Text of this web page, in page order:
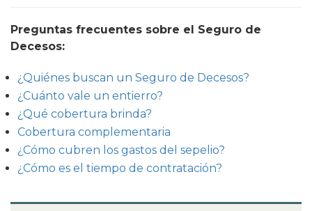
Preguntas frecuentes sobre el Seguro de
Decesos:
¿Quiénes buscan un Seguro de Decesos?
¿Cuánto vale un entierro?
¿Qué cobertura brinda?
Cobertura complementaria
¿Cómo cubren los gastos del sepelio?
¿Cómo es el tiempo de contratación?